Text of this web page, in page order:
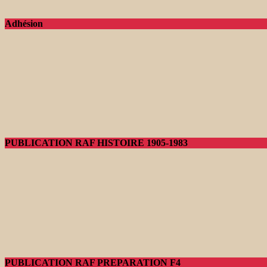
Adhésion
PUBLICATION RAF HISTOIRE 1905-1983
PUBLICATION RAF PREPARATION F4